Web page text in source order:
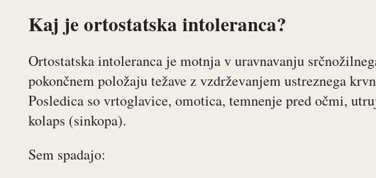
Kaj je ortostatska intoleranca?
Ortostatska intoleranca je motnja v uravnavanju
pokončnem položaju težave z vzdrževanjem ustreznega
Posledica so vrtoglavice, omotica, temnenje pred očmi,
kolaps (sinkopa).
Sem spadajo: